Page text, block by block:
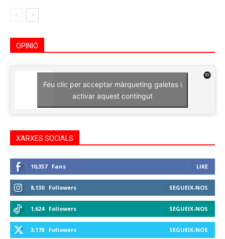
OPINIÓ
Feu clic per acceptar màrqueting galetes i
activar aquest contingut
XARXES SOCIALS
10,357 Fans LIKE
8,130 Followers SEGUEIX-NOS
1,624 Followers SEGUEIX-NOS
3,178 Followers SEGUEIX-NOS